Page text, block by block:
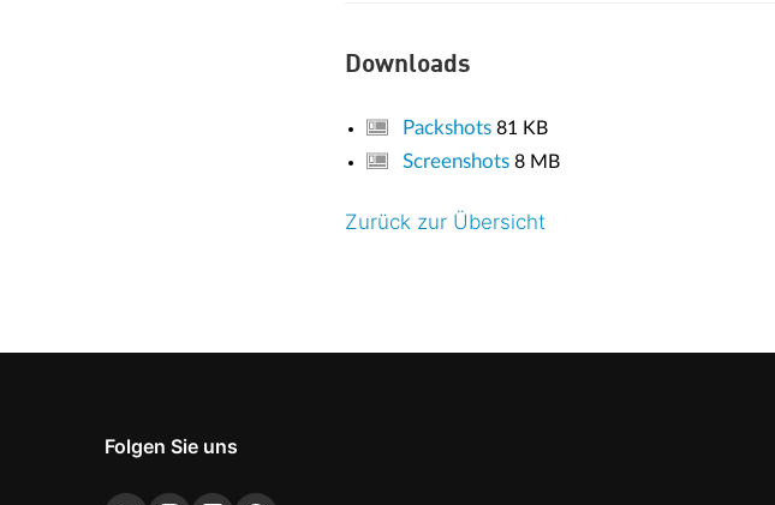
Downloads
Packshots 81 KB
Screenshots 8 MB
Zurück zur Übersicht
Folgen Sie uns